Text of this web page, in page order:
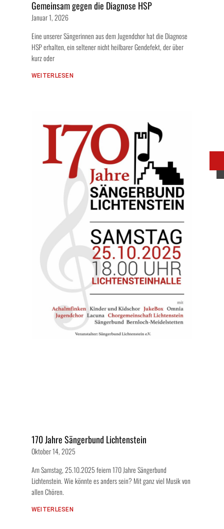
Gemeinsam gegen die Diagnose HSP
Januar 1, 2026
Eine unserer Sängerinnen aus dem Jugendchor hat die Diagnose
HSP erhalten, ein seltener nicht heilbarer Gendefekt, der über
kurz oder
WEITERLESEN
170 Jahre Sängerbund Lichtenstein
Oktober 14, 2025
Am Samstag, 25.10.2025 feiern 170 Jahre Sängerbund
Lichtenstein. Wie könnte es anders sein? Mit ganz viel Musik von
allen Chören.
WEITERLESEN